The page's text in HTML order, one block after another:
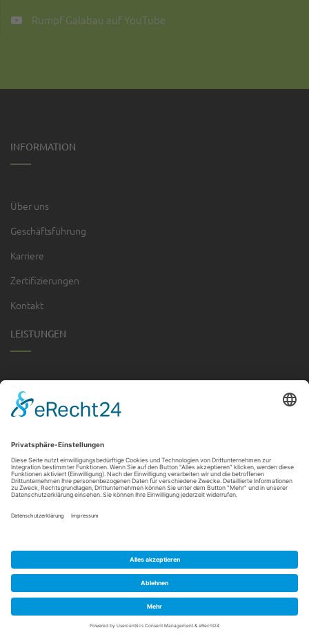
Rumpf Galabau auf YouTube
INFORMATION
Über uns
Geschäftsführung
Karriere
Zertifizierungen
Kontakt
LEISTUNGEN
Garten- & Landschaftsbau
Sportplatzbau
Tiefbau
Dachbegrünung
Großprojekte
© Erwin Rumpf Garten- und Landschaftsbau GmbH & Co. KG -
2025
Datenschutz